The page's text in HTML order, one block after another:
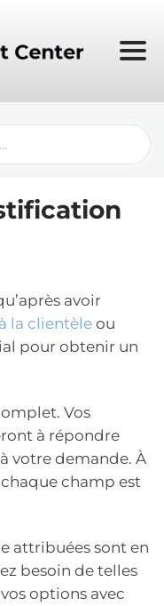
avoir
la clientèle ou
pour obtenir un
Vos
à répondre
votre demande. À
champ est
attribuées sont en
besoin de telles
options avec